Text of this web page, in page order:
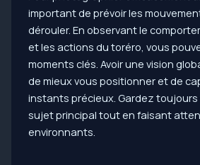
important de prévoir les
dérouler. En observant le
et les actions du toréro, vous
moments clés. Avoir une vision
de mieux vous positionner et de
instants précieux. Gardez
sujet principal tout en faisant
environnants.